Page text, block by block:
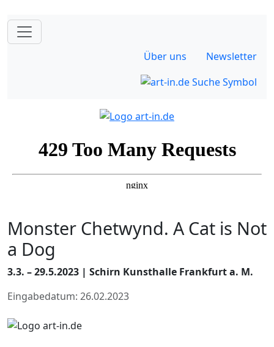
Über uns Newsletter
Monster Chetwynd. A Cat is Not
a Dog
3.3. – 29.5.2023 | Schirn Kunsthalle Frankfurt a. M.
Eingabedatum: 26.02.2023